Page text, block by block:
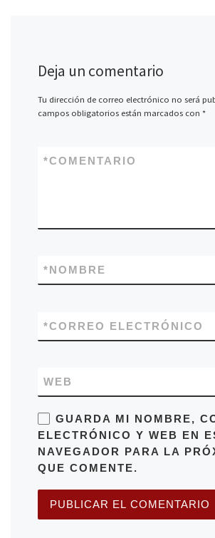
Deja un comentario
Tu dirección de correo electrónico no será
campos obligatorios están marcados con *
COMENTARIO
*
NOMBRE
*
CORREO ELECTRÓNICO
*
WEB
GUARDA MI NOMBRE,
ELECTRÓNICO Y WEB EN
NAVEGADOR PARA LA
QUE COMENTE.